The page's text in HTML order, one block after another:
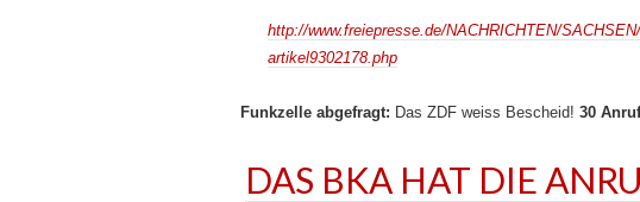
http://www.freiepresse.de/NACHRICHTEN/
artikel9302178.php
Funkzelle abgefragt: Das ZDF weiss Bescheid! 30
DAS BKA HAT DIE